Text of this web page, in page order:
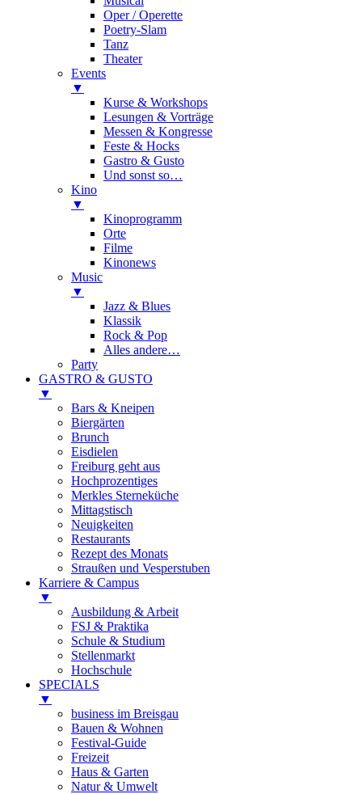
Oper / Operette
Poetry-Slam
Tanz
Theater
Events
▼
Kurse & Workshops
Lesungen & Vorträge
Messen & Kongresse
Feste & Hocks
Gastro & Gusto
Und sonst so…
Kino
▼
Kinoprogramm
Orte
Filme
Kinonews
Music
▼
Jazz & Blues
Klassik
Rock & Pop
Alles andere…
Party
GASTRO & GUSTO
▼
Bars & Kneipen
Biergärten
Brunch
Eisdielen
Freiburg geht aus
Hochprozentiges
Merkles Sterneküche
Mittagstisch
Neuigkeiten
Restaurants
Rezept des Monats
Straußen und Vesperstuben
Karriere & Campus
▼
Ausbildung & Arbeit
FSJ & Praktika
Schule & Studium
Stellenmarkt
Hochschule
SPECIALS
▼
business im Breisgau
Bauen & Wohnen
Festival-Guide
Freizeit
Haus & Garten
Natur & Umwelt